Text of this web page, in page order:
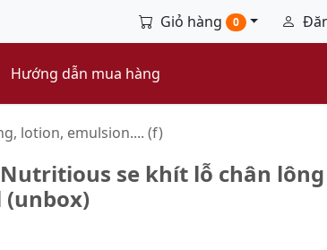
Giỏ hàng 0
Hướng dẫn mua hàng
lotion, emulsion.... (f)
se khít lỗ chân
(unbox)